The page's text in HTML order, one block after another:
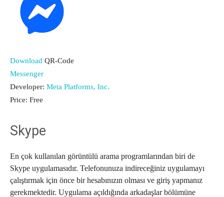
Download QR-Code
Messenger
Developer: Meta Platforms, Inc.
Price: Free
Skype
En çok kullanılan görüntülü arama programlarından biri de
Skype uygulamasıdır. Telefonunuza indireceğiniz uygulamayı
çalıştırmak için önce bir hesabınızın olması ve giriş yapmanız
gerekmektedir. Uygulama açıldığında arkadaşlar bölümüne